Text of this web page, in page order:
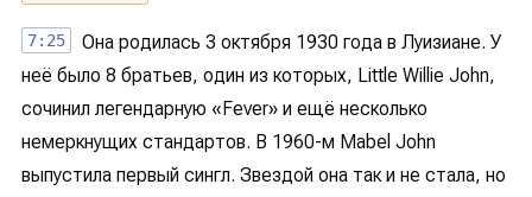
7:25
Она родилась 3 октября 1930 года в Луизиане. У
неё было 8 братьев, один из которых, Little Willie John,
сочинил легендарную «Fever» и ещё несколько
немеркнущих стандартов. В 1960-м Mabel John
выпустила первый сингл. Звездой она так и не стала, но